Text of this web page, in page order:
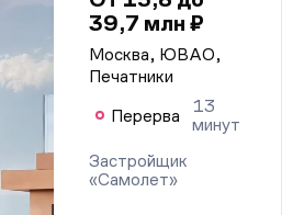
39,7 млн ₽
Москва, ЮВАО,
Печатники
Перерва
13
минут
Застройщик
«Самолет»